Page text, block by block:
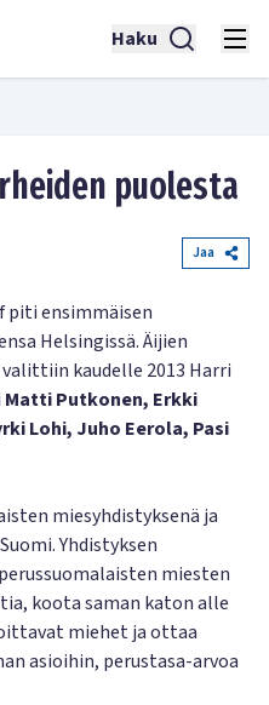
Haku
puolesta
Jaa
piti ensimmäisen
Helsingissä. Äijien
kaudelle 2013 Harri
Matti Putkonen, Erkki
Lohi, Juho Eerola, Pasi
miesyhdistyksenä ja
Yhdistyksen
miesten
koota saman katon alle
miehet ja ottaa
asioihin, perustasa-arvoa